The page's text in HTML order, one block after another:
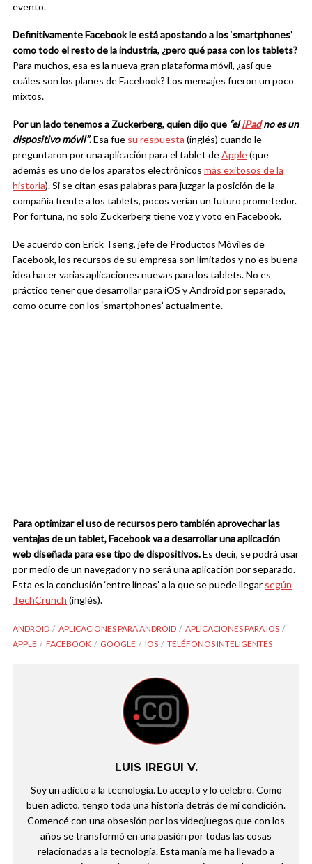
evento.
Definitivamente Facebook le está apostando a los ‘smartphones’
como todo el resto de la industria, ¿pero qué pasa con los tablets?
Para muchos, esa es la nueva gran plataforma móvil, ¿así que
cuáles son los planes de Facebook? Los mensajes fueron un poco
mixtos.
Por un lado tenemos a Zuckerberg, quien dijo que “eliPadno es un
dispositivo móvil”.Esa fue su respuesta (inglés) cuando le
preguntaron por una aplicación para el tablet deApple(que
además es uno de los aparatos electrónicos más exitosos de la
historia). Si se citan esas palabras para juzgar la posición de la
compañía frente a los tablets, pocos verían un futuro prometedor.
Por fortuna, no solo Zuckerberg tiene voz y voto en Facebook.
De acuerdo con Erick Tseng, jefe de Productos Móviles de
Facebook, los recursos de su empresa son limitados y no es buena
idea hacer varias aplicaciones nuevas para los tablets. No es
práctico tener que desarrollar para iOS y Android por separado,
como ocurre con los ‘smartphones’ actualmente.
Para optimizar el uso de recursos pero también aprovechar las
ventajas de un tablet, Facebook va a desarrollar una aplicación
web diseñada para ese tipo de dispositivos.Es decir, se podrá usar
por medio de un navegador y no será una aplicación por separado.
Esta es la conclusión ‘entre líneas’ a la que se puede llegar según
TechCrunch (inglés).
ANDROID APLICACIONES PARA ANDROID
APLICACIONES PARA IOS
APPLE
FACEBOOK GOOGLE IOS TELÉFONOS INTELIGENTES
LUIS IREGUI V.
Soy un adicto a la tecnología. Lo acepto y lo celebro. Como
buen adicto, tengo toda una historia detrás de mi condición.
Comencé con una obsesión por los videojuegos que con los
años se transformó en una pasión por todas las cosas
relacionadas a la tecnología. Esta manía me ha llevado a